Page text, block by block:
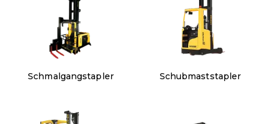
Schmalgangstapler Schubmaststapler